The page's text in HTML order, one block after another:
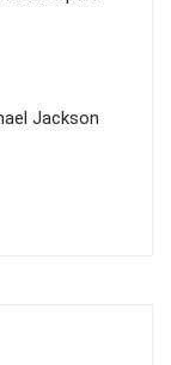
Jackson